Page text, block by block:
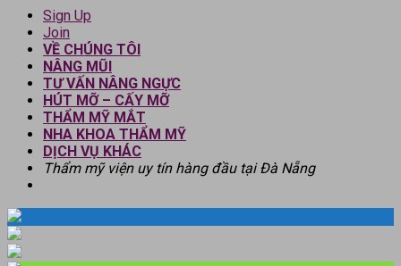
Sign Up
Join
VỀ CHÚNG TÔI
NÂNG MŨI
TƯ VẤN NÂNG NGỰC
HÚT MỠ – CẤY MỠ
THẨM MỸ MẮT
NHA KHOA THẨM MỸ
DỊCH VỤ KHÁC
Thẩm mỹ viện uy tín hàng đầu tại Đà Nẵng